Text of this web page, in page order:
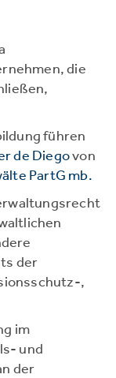
die
führen
de Diegovon
PartG mb.
der
,
im
und
der